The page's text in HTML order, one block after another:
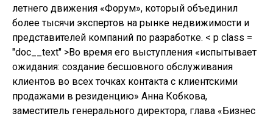
летнего движения «Форум», который объединил
более тысячи экспертов на рынке недвижимости и
представителей компаний по разработке. < p class =
"doc__text" >Во время его выступления «испытывает
ожидания: создание бесшовного обслуживания
клиентов во всех точках контакта с клиентскими
продажами в резиденцию» Анна Кобкова,
заместитель генерального директора, глава «Бизнес